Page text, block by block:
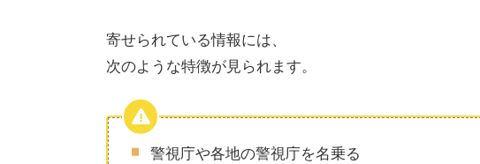
寄せられている情報には、
次のような特徴が見られます。
警視庁や各地の警視庁を名乗る